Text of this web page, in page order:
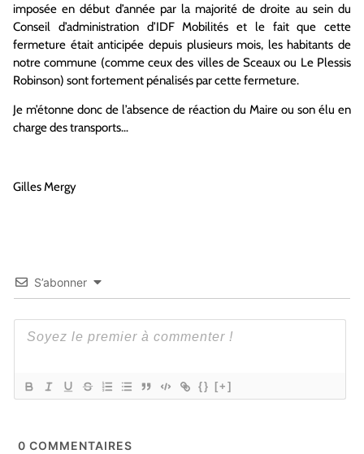
imposée en début d’année par la majorité de droite au sein du
Conseil d’administration d’IDF Mobilités et le fait que cette
fermeture était anticipée depuis plusieurs mois, les habitants de
notre commune (comme ceux des villes de Sceaux ou Le Plessis
Robinson) sont fortement pénalisés par cette fermeture.
Je m’étonne donc de l’absence de réaction du Maire ou son élu en
charge des transports…
Gilles Mergy
S’abonner
{} [+]
0 COMMENTAIRES